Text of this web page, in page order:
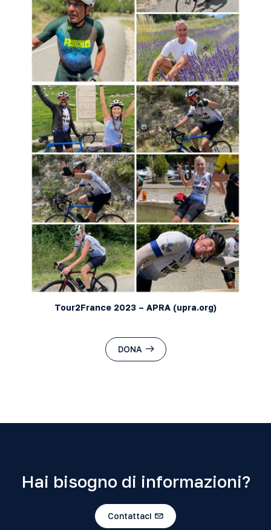
Tour2France 2023 – APRA (upra.org)
DONA
Hai bisogno di informazioni?
Contattaci